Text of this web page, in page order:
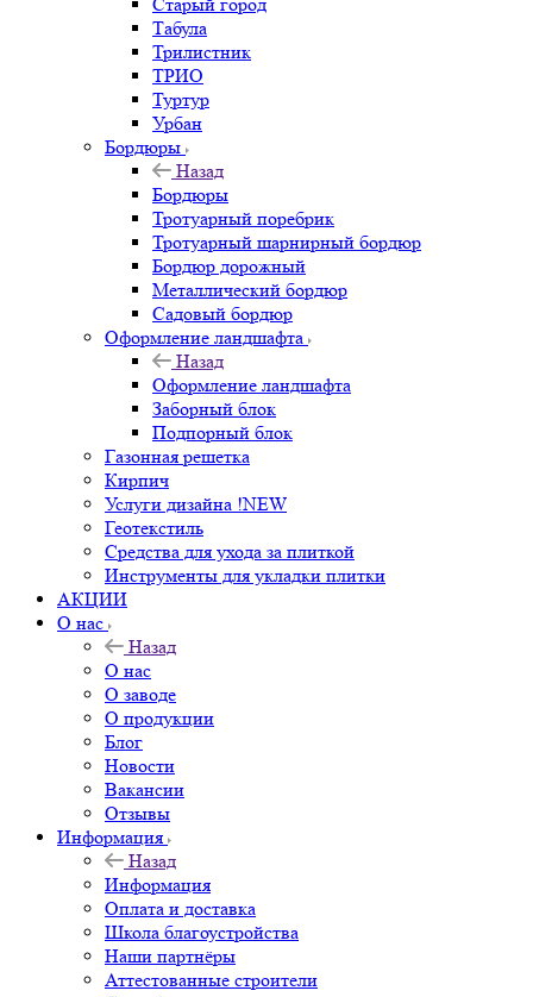
Табула
Трилистник
ТРИО
Туртур
Урбан
Бордюры
Назад
Бордюры
Тротуарный поребрик
Тротуарный шарнирный бордюр
Бордюр дорожный
Металлический бордюр
Садовый бордюр
Оформление ландшафта
Назад
Оформление ландшафта
Заборный блок
Подпорный блок
Газонная решетка
Кирпич
Услуги дизайна !NEW
Геотекстиль
Средства для ухода за плиткой
Инструменты для укладки плитки
АКЦИИ
О нас
Назад
О нас
О заводе
О продукции
Блог
Новости
Вакансии
Отзывы
Информация
Назад
Информация
Оплата и доставка
Школа благоустройства
Наши партнёры
Аттестованные строители